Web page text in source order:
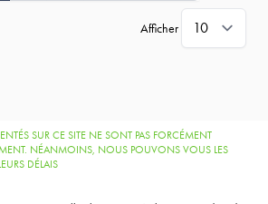
Afficher
SUR CE SITE NE SONT PAS FORCÉMENT
NÉANMOINS, NOUS POUVONS VOUS LES
DÉLAIS